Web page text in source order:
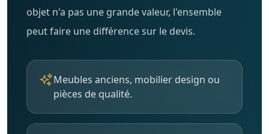
objet n'a pas une grande valeur, l'ensemble
peut faire une différence sur le devis.
Meubles anciens, mobilier design ou
pièces de qualité.